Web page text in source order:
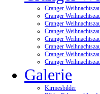
Cranger
Cranger
Cranger
Cranger
Cranger
Cranger
Cranger
Cranger
Galerie
Kirmesbilder